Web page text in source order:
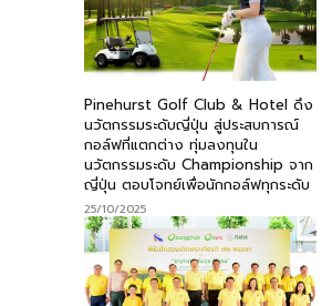
Pinehurst Golf Club & Hotel ดึง
นวัตกรรมระดับญี่ปุ่น สู่ประสบการณ์
กอล์ฟที่แตกต่าง ทุ่มลงทุนใน
นวัตกรรมระดับ Championship จาก
ญี่ปุ่น ตอบโจทย์เพื่อนักกอล์ฟทุกระดับ
25/10/2025